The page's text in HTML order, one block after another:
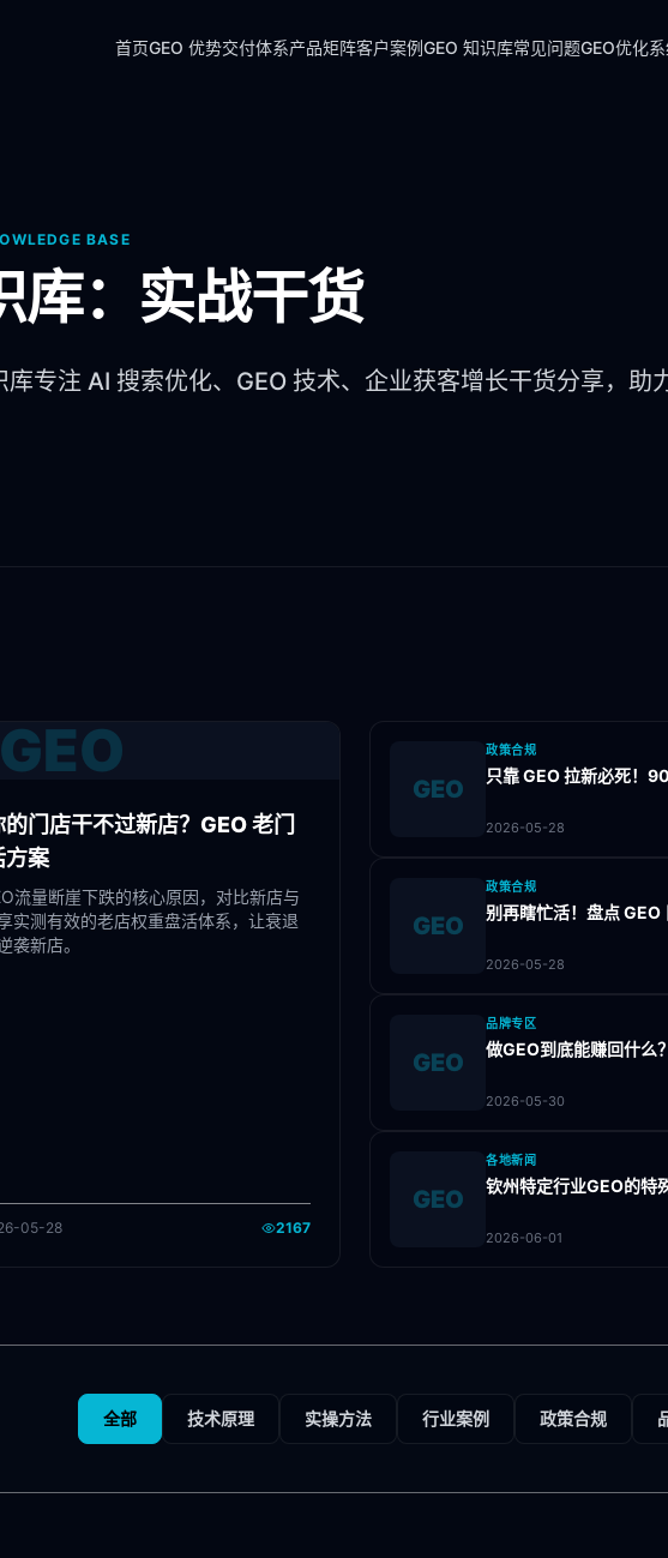
首页GEO 优势交付体系产品矩阵客户案例GEO 知识库常见问题GEO优化
BASE
库：实战干货
库专注 AI 搜索优化、GEO 技术、企业获客增长干货分享，助
GEO
门店干不过新店？GEO 老门
方案
流量断崖下跌的核心原因，对比新店与
实测有效的老店权重盘活体系，让衰退
袭新店。
05-28 2167
GEO
政策合规
只靠 GEO 拉新必死！
2026-05-28
GEO
政策合规
别再瞎忙活！盘点
2026-05-28
GEO
品牌专区
做GEO到底能赚回什么
2026-05-30
GEO
各地新闻
钦州特定行业GEO的特
2026-06-01
全部 技术原理 实操方法 行业案例 政策合规